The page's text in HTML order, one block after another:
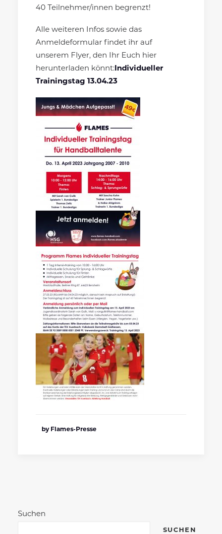
40 Teilnehmer/innen begrenzt!
Alle weiteren Infos sowie das
Anmeldeformular findet ihr auf
unserem Flyer, den Ihr Euch hier
herunterladen könnt:Individueller
Trainingstag 13.04.23
by Flames-Presse
Suchen
SUCHEN